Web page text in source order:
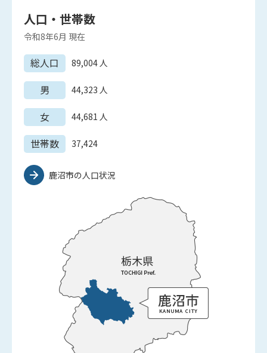
人口・世帯数
令和8年6月 現在
総人口 89,004 人
男 44,323 人
女 44,681 人
世帯数 37,424
鹿沼市の人口状況